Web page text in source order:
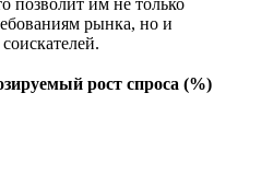
позволит им не только
рынка, но и
рост спроса (%)